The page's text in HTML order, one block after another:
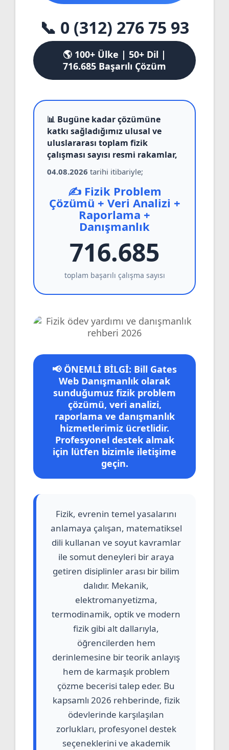
📞 0 (312) 276 75 93
🌎 100+ Ülke | 50+ Dil |
716.685 Başarılı Çözüm
📊 Bugüne kadar çözümüne
katkı sağladığımız ulusal ve
uluslararası toplam fizik
çalışması sayısı resmi rakamlar,
04.08.2026 tarihi itibariyle;
✍️ Fizik Problem
Çözümü + Veri Analizi +
Raporlama +
Danışmanlık
716.685
toplam başarılı çalışma sayısı
📢 ÖNEMLİ BİLGİ: Bill Gates
Web Danışmanlık olarak
sunduğumuz fizik problem
çözümü, veri analizi,
raporlama ve danışmanlık
hizmetlerimiz ücretlidir.
Profesyonel destek almak
için lütfen bizimle iletişime
geçin.
Fizik, evrenin temel yasalarını
anlamaya çalışan, matematiksel
dili kullanan ve soyut kavramlar
ile somut deneyleri bir araya
getiren disiplinler arası bir bilim
dalıdır. Mekanik,
elektromanyetizma,
termodinamik, optik ve modern
fizik gibi alt dallarıyla,
öğrencilerden hem
derinlemesine bir teorik anlayış
hem de karmaşık problem
çözme becerisi talep eder. Bu
kapsamlı 2026 rehberinde, fizik
ödevlerinde karşılaşılan
zorlukları, profesyonel destek
seçeneklerini ve akademik